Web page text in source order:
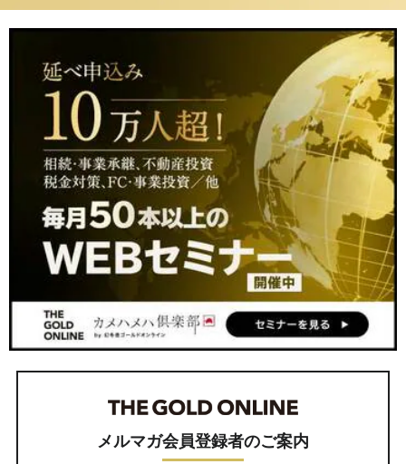
メルマガ会員登録者のご案内